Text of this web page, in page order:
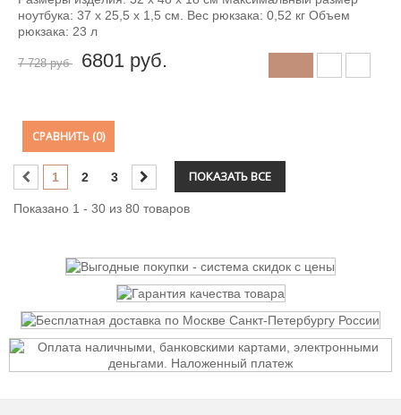
ноутбука: 37 x 25,5 x 1,5 см. Вес рюкзака: 0,52 кг Объем
рюкзака: 23 л
7 728 руб 6801 руб.
СРАВНИТЬ (0)
ПОКАЗАТЬ ВСЕ
1 2 3
Показано 1 - 30 из 80 товаров